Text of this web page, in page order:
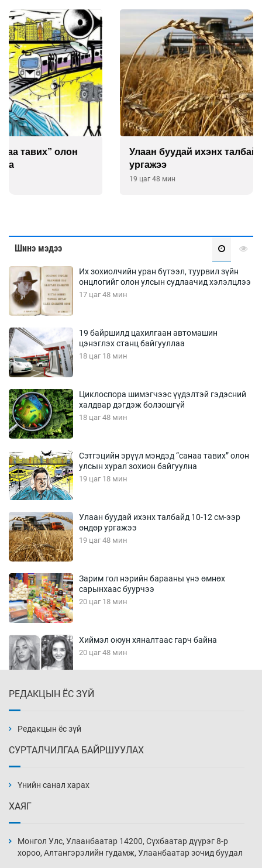
Улаан буудай ихэнх талбайд 10-12 см-ээр өндөр
Шинэ мэдээ
Их зохиолчийн уран бүтээл, туурвил зүйн
онцлогийг олон улсын судлаачид хэлэлцлээ
17 цаг 48 мин
19 байршилд цахилгаан автомашин
цэнэглэх станц байгууллаа
18 цаг 18 мин
Циклоспора шимэгчээс үүдэлтэй гэдэсний
халдвар дэгдэж болзошгүй
18 цаг 48 мин
Сэтгэцийн эрүүл мэндэд “санаа тавих” олон
улсын хурал зохион байгуулна
19 цаг 18 мин
Улаан буудай ихэнх талбайд 10-12 см-ээр
өндөр ургажээ
19 цаг 48 мин
Зарим гол нэрийн барааны үнэ өмнөх
сарынхаас буурчээ
20 цаг 18 мин
Хиймэл оюун хяналтаас гарч байна
20 цаг 48 мин
21 цаг 18 мин
нэмэгджээ
21 цаг 48 мин
РЕДАКЦЫН ЁС ЗҮЙ
Редакцын ёс зүй
СУРТАЛЧИЛГАА БАЙРШУУЛАХ
Үнийн санал харах
ХАЯГ
Монгол Улс, Улаанбаатар 14200, Сүхбаатар дүүрэг 8-р
хороо, Алтангэрэлийн гудамж, Улаанбаатар зочид буудал